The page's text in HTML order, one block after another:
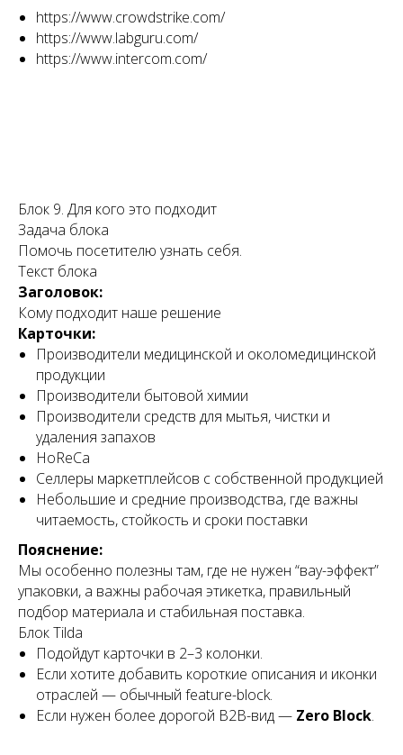
https://www.crowdstrike.com/
https://www.labguru.com/
https://www.intercom.com/
Блок 9. Для кого это подходит
Задача блока
Помочь посетителю узнать себя.
Текст блока
Заголовок:
Кому подходит наше решение
Карточки:
Производители медицинской и околомедицинской
продукции
Производители бытовой химии
Производители средств для мытья, чистки и
удаления запахов
HoReCa
Селлеры маркетплейсов с собственной продукцией
Небольшие и средние производства, где важны
читаемость, стойкость и сроки поставки
Пояснение:
Мы особенно полезны там, где не нужен “вау-эффект”
упаковки, а важны рабочая этикетка, правильный
подбор материала и стабильная поставка.
Блок Tilda
Подойдут карточки в 2–3 колонки.
Если хотите добавить короткие описания и иконки
отраслей — обычный feature-block.
Если нужен более дорогой B2B-вид — Zero Block.
Об отгрузке
САМОВЫВОЗ
г. Подольск
пос. Развилка
Московская обл
КУРЬЕРСКАЯ доставка
ПОДРОБНЕЕ
Dostavista
Яндекс доставка
по Москве и МО